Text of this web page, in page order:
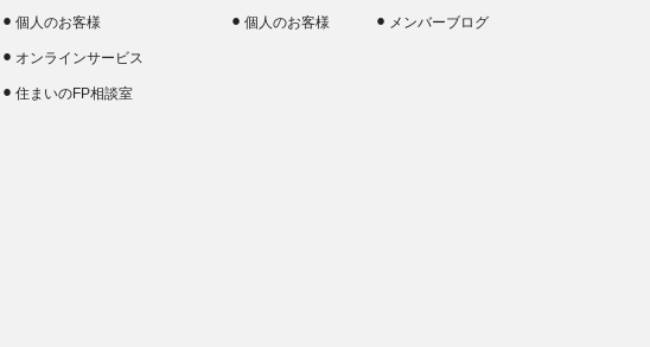
個人のお客様
オンラインサービス
住まいのFP相談室
個人のお客様 メンバーブログ